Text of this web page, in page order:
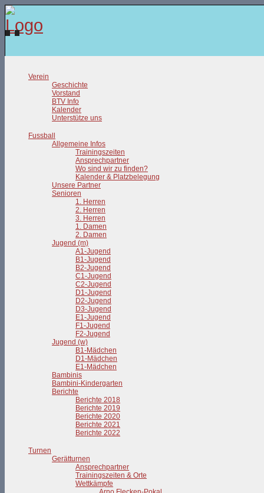
Verein
Geschichte
Vorstand
BTV Info
Kalender
Unterstütze uns
Fussball
Allgemeine Infos
Trainingszeiten
Ansprechpartner
Wo sind wir zu finden?
Kalender & Platzbelegung
Unsere Partner
Senioren
1. Herren
2. Herren
3. Herren
1. Damen
2. Damen
Jugend (m)
A1-Jugend
B1-Jugend
B2-Jugend
C1-Jugend
C2-Jugend
D1-Jugend
D2-Jugend
D3-Jugend
E1-Jugend
F1-Jugend
F2-Jugend
Jugend (w)
B1-Mädchen
D1-Mädchen
E1-Mädchen
Bambinis
Bambini-Kindergarten
Berichte
Berichte 2018
Berichte 2019
Berichte 2020
Berichte 2021
Berichte 2022
Turnen
Gerätturnen
Ansprechpartner
Trainingszeiten & Orte
Wettkämpfe